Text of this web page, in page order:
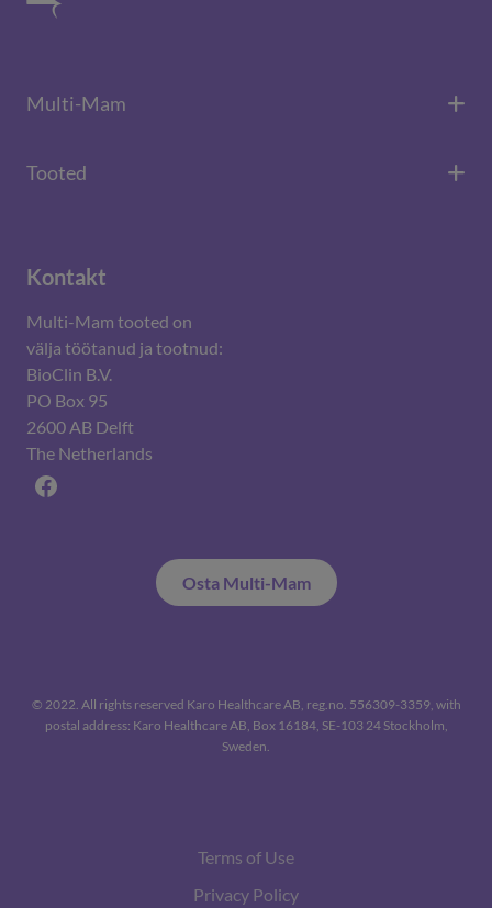
Multi-Mam
Tooted
Kontakt
Multi-Mam tooted on
välja töötanud ja tootnud:
BioClin B.V.
PO Box 95
2600 AB Delft
The Netherlands
Facebook
Osta Multi-Mam
© 2022. All rights reserved Karo Healthcare AB, reg.no. 556309-3359, with
postal address: Karo Healthcare AB, Box 16184, SE-103 24 Stockholm,
Sweden.
Terms of Use
Privacy Policy